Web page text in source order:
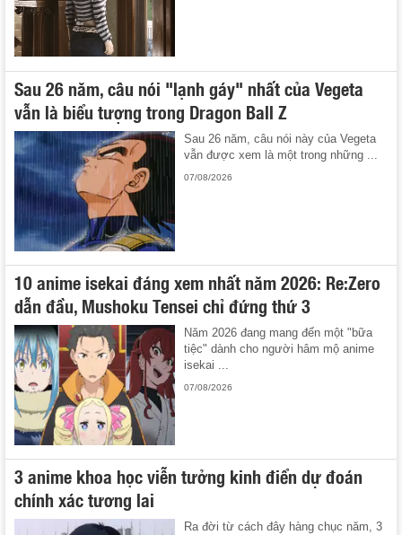
Sau 26 năm, câu nói "lạnh gáy" nhất của Vegeta
vẫn là biểu tượng trong Dragon Ball Z
Sau 26 năm, câu nói này của Vegeta
vẫn được xem là một trong những ...
07/08/2026
10 anime isekai đáng xem nhất năm 2026: Re:Zero
dẫn đầu, Mushoku Tensei chỉ đứng thứ 3
Năm 2026 đang mang đến một "bữa
tiệc" dành cho người hâm mộ anime
isekai ...
07/08/2026
3 anime khoa học viễn tưởng kinh điển dự đoán
chính xác tương lai
Ra đời từ cách đây hàng chục năm, 3